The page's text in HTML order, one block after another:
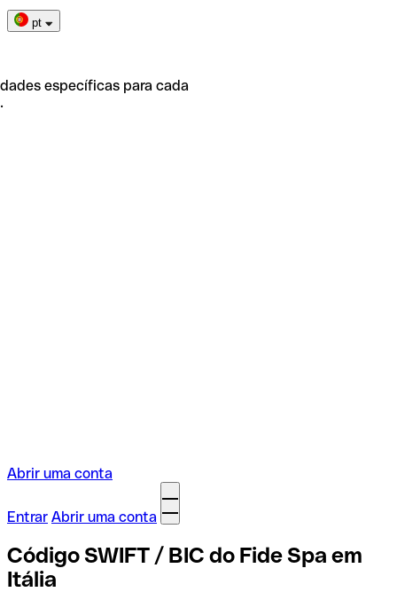
pt
específicas para cada
Abrir uma conta
Entrar Abrir uma conta
Código SWIFT / BIC do Fide Spa em
Itália